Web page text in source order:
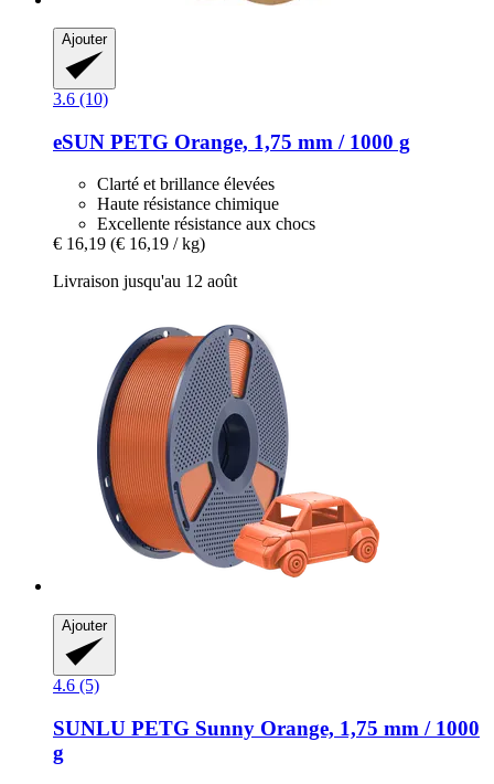
Ajouter
3.6 (10)
eSUN PETG Orange, 1,75 mm / 1000 g
Clarté et brillance élevées
Haute résistance chimique
Excellente résistance aux chocs
€ 16,19 (€ 16,19 / kg)
Livraison jusqu'au 12 août
Ajouter
4.6 (5)
SUNLU PETG Sunny Orange, 1,75 mm / 1000
g